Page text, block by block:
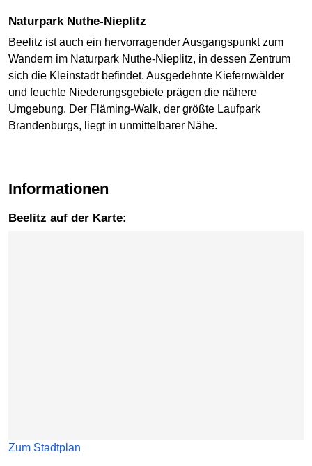
Naturpark Nuthe-Nieplitz
Beelitz ist auch ein hervorragender Ausgangspunkt zum
Wandern im Naturpark Nuthe-Nieplitz, in dessen Zentrum
sich die Kleinstadt befindet. Ausgedehnte Kiefernwälder
und feuchte Niederungsgebiete prägen die nähere
Umgebung. Der Fläming-Walk, der größte Laufpark
Brandenburgs, liegt in unmittelbarer Nähe.
Informationen
Beelitz auf der Karte:
Zum Stadtplan